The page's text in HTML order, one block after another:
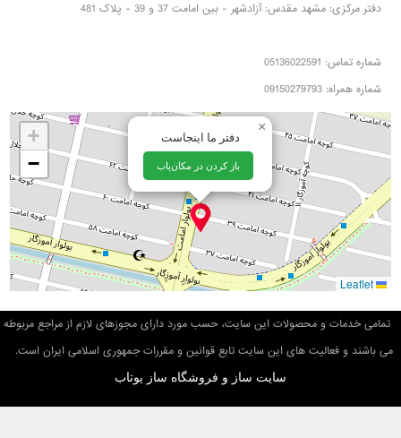
دفتر مرکزی: مشهد مقدس: آزادشهر - بین امامت 37 و 39 - پلاک 481
شماره تماس: 05136022591
شماره همراه: 09150279793
دفتر ما اینجاست
باز کردن در مکان‌یاب
×
+
−
Leaflet
تمامی خدمات و محصولات این سایت، حسب مورد دارای مجوزهای لازم از مراجع مربوطه
می باشند و فعالیت های این سایت تابع قوانین و مقررات جمهوری اسلامی ایران است.
سایت ساز و فروشگاه ساز یوتاب